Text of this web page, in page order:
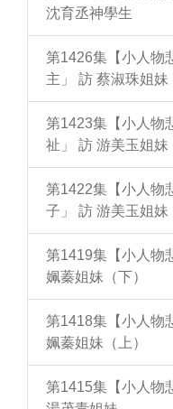
沈育丞神學生
第1426集【小人物
主」 訪 蔡淑珠姐妹
第1423集【小人物
祉」 訪 游美玉姐妹
第1422集【小人物
子」 訪 游美玉姐妹
第1419集【小人物
姵蓁姐妹（下）
第1418集【小人物
姵蓁姐妹（上）
第1415集【小人物